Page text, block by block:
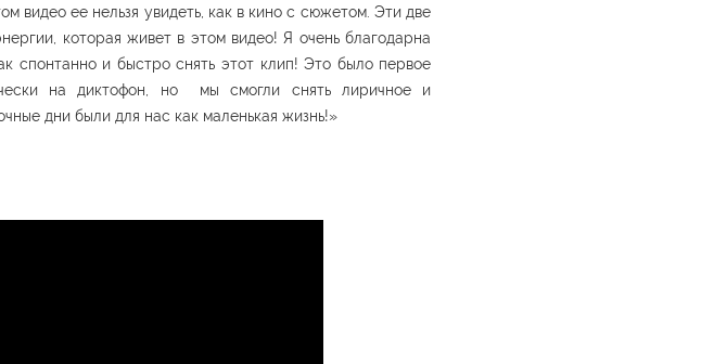
видео ее нельзя увидеть, как в кино с сюжетом. Эти две
которая живет в этом видео! Я очень благодарна
спонтанно и быстро снять этот клип! Это было первое
на диктофон, но мы смогли снять лиричное и
дни были для нас как маленькая жизнь!»